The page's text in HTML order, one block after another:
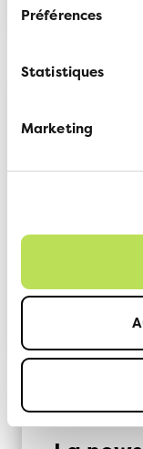
Préférences
Statistiques
Marketing
Le
passionnants
activités de